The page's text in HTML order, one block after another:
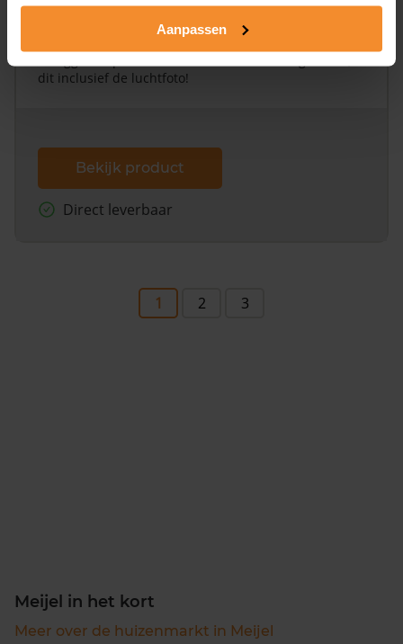
Aanpassen
Alleen globale ligging perceel
dit inclusief de luchtfoto!
Bekijk product
Direct leverbaar
1 2 3
Meijel in het kort
Meer over de huizenmarkt in Meijel